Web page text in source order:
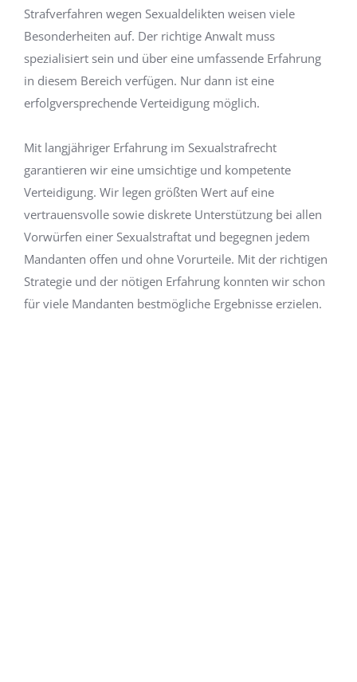
Strafverfahren wegen Sexualdelikten weisen viele
Besonderheiten auf. Der richtige Anwalt muss
spezialisiert sein und über eine umfassende Erfahrung
in diesem Bereich verfügen. Nur dann ist eine
erfolgversprechende Verteidigung möglich.
Mit langjähriger Erfahrung im Sexualstrafrecht
garantieren wir eine umsichtige und kompetente
Verteidigung. Wir legen größten Wert auf eine
vertrauensvolle sowie diskrete Unterstützung bei allen
Vorwürfen einer Sexualstraftat und begegnen jedem
Mandanten offen und ohne Vorurteile. Mit der richtigen
Strategie und der nötigen Erfahrung konnten wir schon
für viele Mandanten bestmögliche Ergebnisse erzielen.